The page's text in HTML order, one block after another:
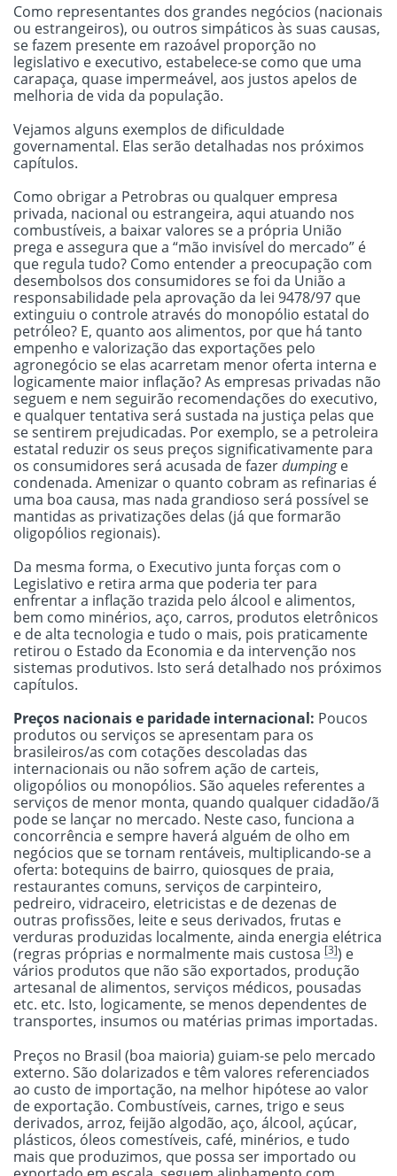
Como representantes dos grandes negócios (nacionais
ou estrangeiros), ou outros simpáticos às suas causas,
se fazem presente em razoável proporção no
legislativo e executivo, estabelece-se como que uma
carapaça, quase impermeável, aos justos apelos de
melhoria de vida da população.
Vejamos alguns exemplos de dificuldade
governamental. Elas serão detalhadas nos próximos
capítulos.
Como obrigar a Petrobras ou qualquer empresa
privada, nacional ou estrangeira, aqui atuando nos
combustíveis, a baixar valores se a própria União
prega e assegura que a “mão invisível do mercado” é
que regula tudo? Como entender a preocupação com
desembolsos dos consumidores se foi da União a
responsabilidade pela aprovação da lei 9478/97 que
extinguiu o controle através do monopólio estatal do
petróleo? E, quanto aos alimentos, por que há tanto
empenho e valorização das exportações pelo
agronegócio se elas acarretam menor oferta interna e
logicamente maior inflação? As empresas privadas não
seguem e nem seguirão recomendações do executivo,
e qualquer tentativa será sustada na justiça pelas que
se sentirem prejudicadas. Por exemplo, se a petroleira
estatal reduzir os seus preços significativamente para
os consumidores será acusada de fazerdumpinge
condenada. Amenizar o quanto cobram as refinarias é
uma boa causa, mas nada grandioso será possível se
mantidas as privatizações delas (já que formarão
oligopólios regionais).
Da mesma forma, o Executivo junta forças com o
Legislativo e retira arma que poderia ter para
enfrentar a inflação trazida pelo álcool e alimentos,
bem como minérios, aço, carros, produtos eletrônicos
e de alta tecnologia e tudo o mais, pois praticamente
retirou o Estado da Economia e da intervenção nos
sistemas produtivos. Isto será detalhado nos próximos
capítulos.
Preços nacionais e paridade internacional: Poucos
produtos ou serviços se apresentam para os
brasileiros/as com cotações descoladas das
internacionais ou não sofrem ação de carteis,
oligopólios ou monopólios. São aqueles referentes a
serviços de menor monta, quando qualquer cidadão/ã
pode se lançar no mercado. Neste caso, funciona a
concorrência e sempre haverá alguém de olho em
negócios que se tornam rentáveis, multiplicando-se a
oferta: botequins de bairro, quiosques de praia,
restaurantes comuns, serviços de carpinteiro,
pedreiro, vidraceiro, eletricistas e de dezenas de
outras profissões, leite e seus derivados, frutas e
verduras produzidas localmente, ainda energia elétrica
(regras próprias e normalmente mais custosa [3]) e
vários produtos que não são exportados, produção
artesanal de alimentos, serviços médicos, pousadas
etc. etc. Isto, logicamente, se menos dependentes de
transportes, insumos ou matérias primas importadas.
Preços no Brasil (boa maioria) guiam-se pelo mercado
externo. São dolarizados e têm valores referenciados
ao custo de importação, na melhor hipótese ao valor
de exportação. Combustíveis, carnes, trigo e seus
derivados, arroz, feijão algodão, aço, álcool, açúcar,
plásticos, óleos comestíveis, café, minérios, e tudo
mais que produzimos, que possa ser importado ou